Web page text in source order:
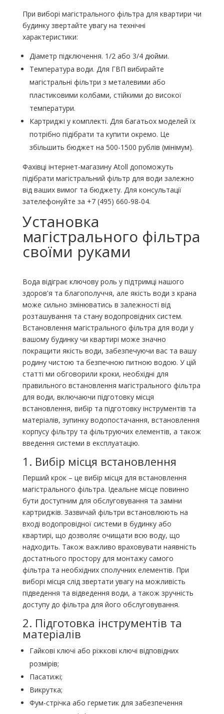
При виборі магістрального фільтра для квартири чи
будинку звертайте увагу на технічні
характеристики:
Діаметр підключення. 1/2 або 3/4 дюйми.
Температура води. Для ГВП вибирайте
магістральні фільтри з металевими або
пластиковими колбами, стійкими до високої
температури.
Картриджі у комплекті. Для багатьох моделей їх
потрібно підібрати та купити окремо. Це
збільшить бюджет на 500-1500 рублів (мінімум).
Фахівці інтернет-магазину Atoll допоможуть
підібрати магістральний фільтр для води залежно
від ваших вимог та бюджету. Для консультації
зателефонуйте за +7 (495) 660-98-04.
Установка
магістрального фільтра
своїми руками
Вода відіграє ключову роль у підтримці нашого
здоров'я та благополуччя, але якість води з крана
може сильно змінюватись в залежності від
розташування та стану водопровідних систем.
Встановлення магістрального фільтра для води у
вашому будинку чи квартирі може значно
покращити якість води, забезпечуючи вас та вашу
родину чистою та безпечною питною водою. У цій
статті ми обговорили кроки, необхідні для
правильного встановлення магістрального фільтра
для води, включаючи підготовку місця
встановлення, вибір та підготовку інструментів та
матеріалів, зупинку водопостачання, встановлення
корпусу фільтру та фільтруючих елементів, а також
введення системи в експлуатацію.
1. Вибір місця встановлення
Перший крок – це вибір місця для встановлення
магістрального фільтра. Ідеальне місце повинно
бути доступним для обслуговування та заміни
картриджів. Зазвичай фільтри встановлюють на
вході водопровідної системи в будинку або
квартирі, що дозволяє очищати всю воду, що
надходить. Також важливо враховувати наявність
достатнього простору для монтажу самого
фільтра та необхідних сполучних елементів. При
виборі місця слід звертати увагу на можливість
підведення та відведення води, а також зручність
доступу до фільтра для його обслуговування.
2. Підготовка інструментів та
матеріалів
Гайкові ключі або ріжкові ключі відповідних
розмірів;
Пасатижі;
Викрутка;
Фум-стрічка або герметик для забезпечення